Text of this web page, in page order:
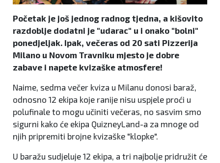
Početak je još jednog radnog tjedna, a kišovito
razdoblje dodatni je "udarac" u i onako "bolni"
ponedjeljak. Ipak, večeras od 20 sati Pizzerija
Milano u Novom Travniku mjesto je dobre
zabave i napete kvizaške atmosfere!
Naime, sedma večer kviza u Milanu donosi baraž,
odnosno 12 ekipa koje ranije nisu uspjele proći u
polufinale to mogu učiniti večeras, no sasvim smo
sigurni kako će ekipa QuizneyLand-a za mnoge od
njih pripremiti brojne kvizaške "klopke".
U baražu sudjeluje 12 ekipa, a tri najbolje pridružit će